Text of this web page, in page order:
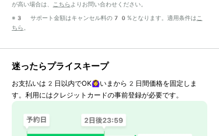
が高い場合は、
こちら よりお問い合わせください。
※3 サポート金額はキャンセル料の70%となります。適用条件は こ
ちら 。
迷ったらプライスキープ
お支払いは 2 日以内でOK🙆‍♀️いまから 2 日間価格を固定しま
す。利用にはクレジットカードの事前登録が必要です。